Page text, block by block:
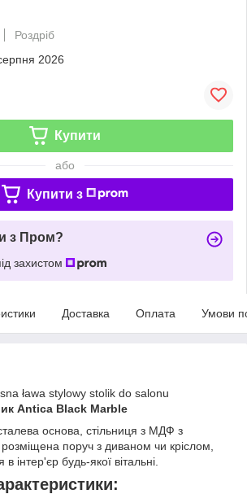
Роздріб
2026
Купити
або
Купити з
з Пром?
захистом
Доставка Оплата Умови
Antica Black Marble
основа, стільниця з МДФ з
поруч з диваном чи кріслом,
інтер'єр будь-якої вітальні.